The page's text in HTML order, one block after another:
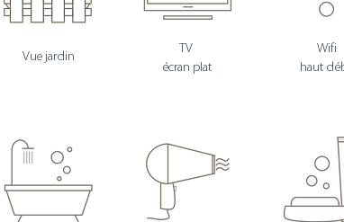
Vue jardin
TV
écran plat
Wifi
haut